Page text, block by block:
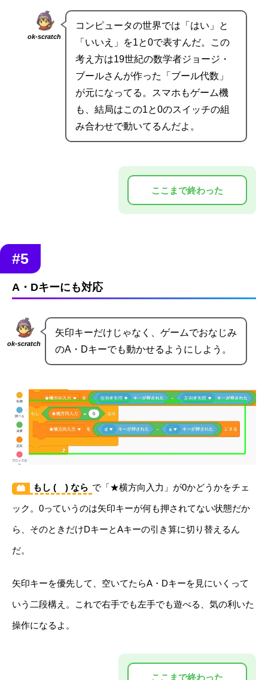
ok-scratch
コンピュータの世界では「はい」と
「いいえ」を1と0で表すんだ。この
考え方は19世紀の数学者ジョージ・
ブールさんが作った「ブール代数」
が元になってる。スマホもゲーム機
も、結局はこの1と0のスイッチの組
み合わせで動いてるんだよ。
#5
A・Dキーにも対応
ok-scratch
矢印キーだけじゃなく、ゲームでおなじみ
のA・Dキーでも動かせるようにしよう。
もし ( ) なら で「★横方向入力」が0かどうかをチェ
ック。0っていうのは矢印キーが何も押されてない状態だか
ら、そのときだけDキーとAキーの引き算に切り替えるん
だ。
矢印キーを優先して、空いてたらA・Dキーを見にいくって
いう二段構え。これで右手でも左手でも遊べる、気の利いた
操作になるよ。